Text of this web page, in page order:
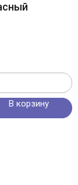
В корзину